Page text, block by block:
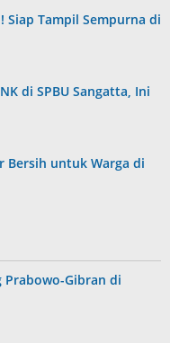
Siap Tampil Sempurna di
di SPBU Sangatta, Ini
Bersih untuk Warga di
Gibran di